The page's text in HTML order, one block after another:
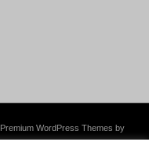
Premium WordPress Themes by